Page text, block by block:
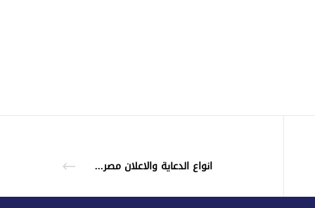
انواع الدعاية والاعلان مصر و السعودية أعمال طريق للدعاية والاعلان اتصل بطريق للدعاية والاعلان